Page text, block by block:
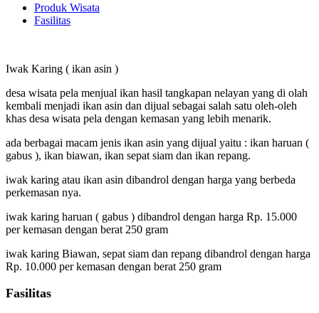
Produk Wisata
Fasilitas
Iwak Karing ( ikan asin )
desa wisata pela menjual ikan hasil tangkapan nelayan yang di olah
kembali menjadi ikan asin dan dijual sebagai salah satu oleh-oleh
khas desa wisata pela dengan kemasan yang lebih menarik.
ada berbagai macam jenis ikan asin yang dijual yaitu : ikan haruan (
gabus ), ikan biawan, ikan sepat siam dan ikan repang.
iwak karing atau ikan asin dibandrol dengan harga yang berbeda
perkemasan nya.
iwak karing haruan ( gabus ) dibandrol dengan harga Rp. 15.000
per kemasan dengan berat 250 gram
iwak karing Biawan, sepat siam dan repang dibandrol dengan harga
Rp. 10.000 per kemasan dengan berat 250 gram
Fasilitas